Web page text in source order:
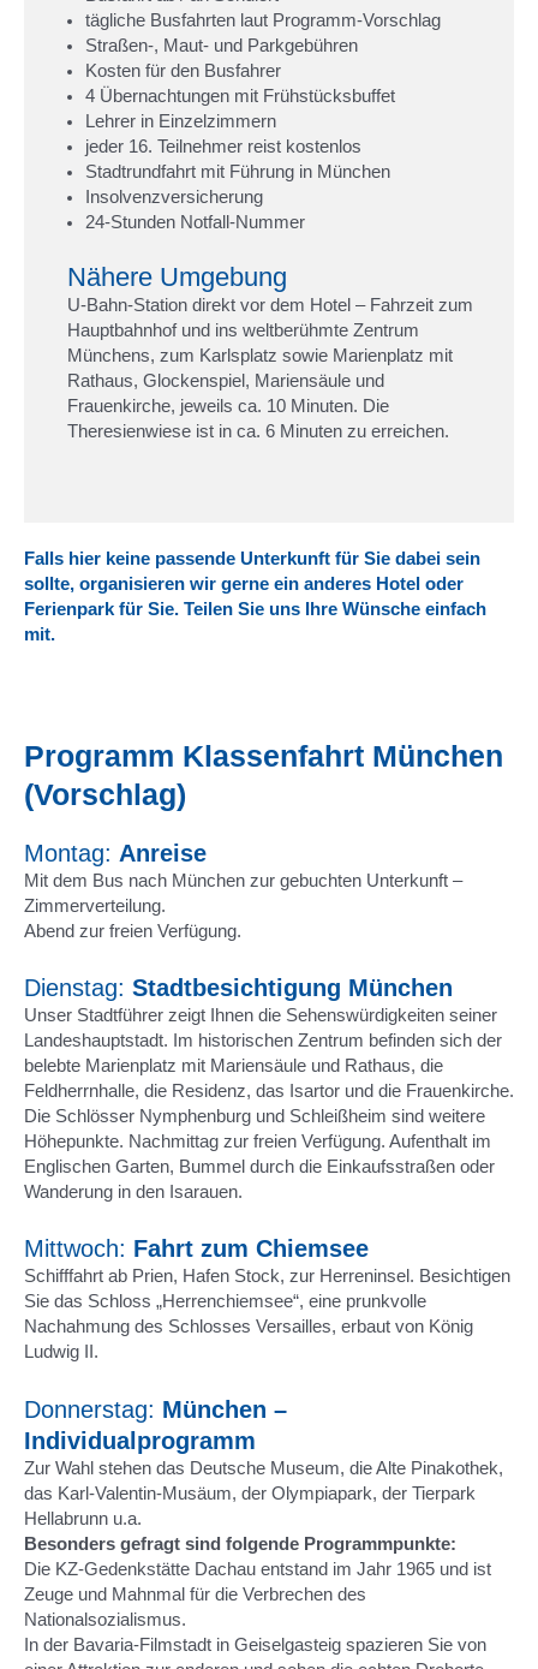
tägliche Busfahrten laut Programm-Vorschlag
Straßen-, Maut- und Parkgebühren
Kosten für den Busfahrer
4 Übernachtungen mit Frühstücksbuffet
Lehrer in Einzelzimmern
jeder 16. Teilnehmer reist kostenlos
Stadtrundfahrt mit Führung in München
Insolvenzversicherung
24-Stunden Notfall-Nummer
Nähere Umgebung
U-Bahn-Station direkt vor dem Hotel – Fahrzeit zum
Hauptbahnhof und ins weltberühmte Zentrum
Münchens, zum Karlsplatz sowie Marienplatz mit
Rathaus, Glockenspiel, Mariensäule und
Frauenkirche, jeweils ca. 10 Minuten. Die
Theresienwiese ist in ca. 6 Minuten zu erreichen.
Falls hier keine passende Unterkunft für Sie dabei sein
sollte, organisieren wir gerne ein anderes Hotel oder
Ferienpark für Sie. Teilen Sie uns Ihre Wünsche einfach
mit.
Programm Klassenfahrt München
(Vorschlag)
Montag: Anreise
Mit dem Bus nach München zur gebuchten Unterkunft –
Zimmerverteilung.
Abend zur freien Verfügung.
Dienstag: Stadtbesichtigung München
Unser Stadtführer zeigt Ihnen die Sehenswürdigkeiten seiner
Landeshauptstadt. Im historischen Zentrum befinden sich der
belebte Marienplatz mit Mariensäule und Rathaus, die
Feldherrnhalle, die Residenz, das Isartor und die Frauenkirche.
Die Schlösser Nymphenburg und Schleißheim sind weitere
Höhepunkte. Nachmittag zur freien Verfügung. Aufenthalt im
Englischen Garten, Bummel durch die Einkaufsstraßen oder
Wanderung in den Isarauen.
Mittwoch: Fahrt zum Chiemsee
Schifffahrt ab Prien, Hafen Stock, zur Herreninsel. Besichtigen
Sie das Schloss „Herrenchiemsee“, eine prunkvolle
Nachahmung des Schlosses Versailles, erbaut von König
Ludwig II.
Donnerstag: München –
Individualprogramm
Zur Wahl stehen das Deutsche Museum, die Alte Pinakothek,
das Karl-Valentin-Musäum, der Olympiapark, der Tierpark
Hellabrunn u.a.
Besonders gefragt sind folgende Programmpunkte:
Die KZ-Gedenkstätte Dachau entstand im Jahr 1965 und ist
Zeuge und Mahnmal für die Verbrechen des
Nationalsozialismus.
In der Bavaria-Filmstadt in Geiselgasteig spazieren Sie von